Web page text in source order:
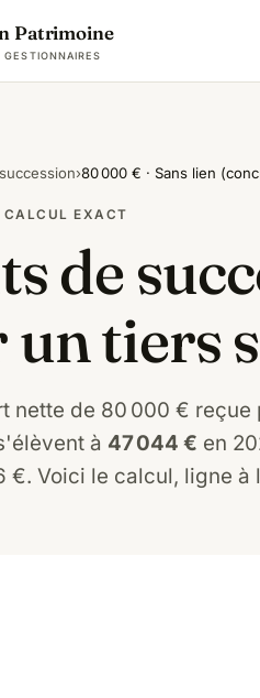
Patrimoine
›80 000 € · Sans lien
EXACT
de
tiers
nette de 80 000 €
à 47 044 € en
€. Voici le calcul, ligne